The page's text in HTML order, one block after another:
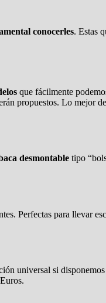
conocerles. Estas
que fácilmente
propuestos. Lo mejor
desmontable tipo
Perfectas para llevar
universal si